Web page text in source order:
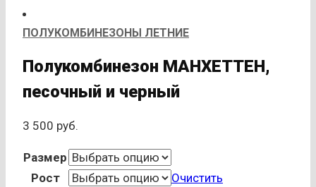
ПОЛУКОМБИНЕЗОНЫ ЛЕТНИЕ
Полукомбинезон МАНХЕТТЕН,
песочный и черный
3 500 руб.
Размер
Рост
Очистить